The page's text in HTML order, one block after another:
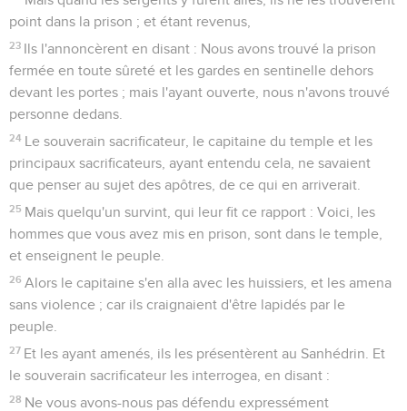
point dans la prison ; et étant revenus,
23 Ils l'annoncèrent en disant : Nous avons trouvé la prison
fermée en toute sûreté et les gardes en sentinelle dehors
devant les portes ; mais l'ayant ouverte, nous n'avons trouvé
personne dedans.
24 Le souverain sacrificateur, le capitaine du temple et les
principaux sacrificateurs, ayant entendu cela, ne savaient
que penser au sujet des apôtres, de ce qui en arriverait.
25 Mais quelqu'un survint, qui leur fit ce rapport : Voici, les
hommes que vous avez mis en prison, sont dans le temple,
et enseignent le peuple.
26 Alors le capitaine s'en alla avec les huissiers, et les amena
sans violence ; car ils craignaient d'être lapidés par le
peuple.
27 Et les ayant amenés, ils les présentèrent au Sanhédrin. Et
le souverain sacrificateur les interrogea, en disant :
28 Ne vous avons-nous pas défendu expressément